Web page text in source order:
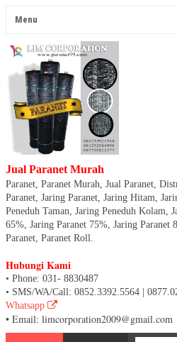
Jual Paranet Murah
Paranet, Paranet Murah, Jual Paranet,
Paranet, Jaring Paranet, Jaring Hitam,
Peneduh Taman, Jaring Peneduh Kolam,
65%, Jaring Paranet 75%, Jaring Paranet
Paranet, Paranet Roll.
Hubungi Kami
• Phone: 031- 8830487
• SMS/WA/Call: 0852.3392.5564 |
Whatsapp
• Email: limcorporation2009@gmail.com